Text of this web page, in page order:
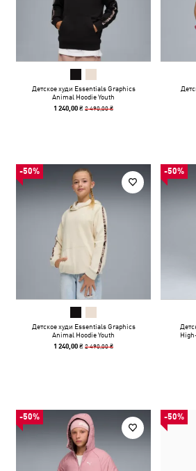
Детское худи Essentials Graphics
Animal Hoodie Youth
1 240,00 ₴2 490,00 ₴
-50%
Детское худи Essentials Graphics
Animal Hoodie Youth
1 240,00 ₴2 490,00 ₴
-50%
-50% -50%